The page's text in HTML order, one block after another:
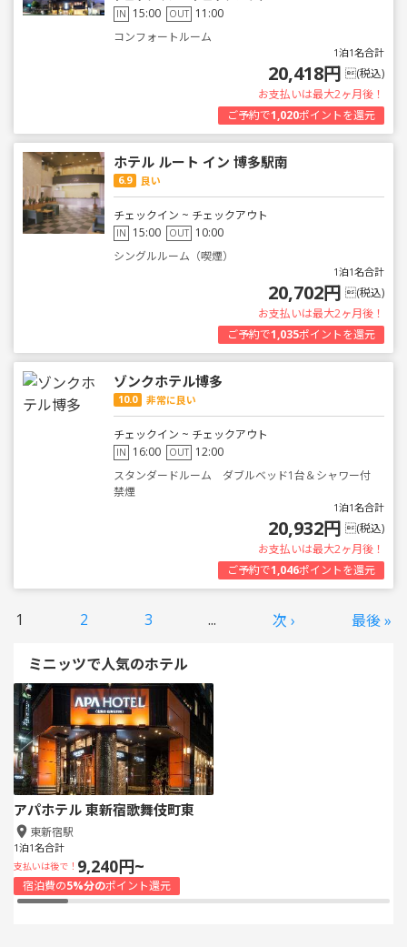
IN 15:00 OUT 11:00
コンフォートルーム
1泊1名合計
20,418円 (税込)
お支払いは最大2ヶ月後！
ご予約で1,020ポイントを還元
ホテル ルート イン 博多駅南
6.9 良い
チェックイン ~ チェックアウト
IN 15:00 OUT 10:00
シングルルーム（喫煙）
1泊1名合計
20,702円 (税込)
お支払いは最大2ヶ月後！
ご予約で1,035ポイントを還元
ゾンクホテル博多
10.0 非常に良い
チェックイン ~ チェックアウト
IN 16:00 OUT 12:00
スタンダードルーム ダブルベッド1台＆シャワー付
禁煙
1泊1名合計
20,932円 (税込)
お支払いは最大2ヶ月後！
ご予約で1,046ポイントを還元
1 2 3 ... 次 › 最後 »
ミニッツで人気のホテル
アパホテル 東新宿歌舞伎町東
東新宿駅
1泊1名合計
支払いは後で！ 9,240円~
宿泊費の5%分のポイント還元